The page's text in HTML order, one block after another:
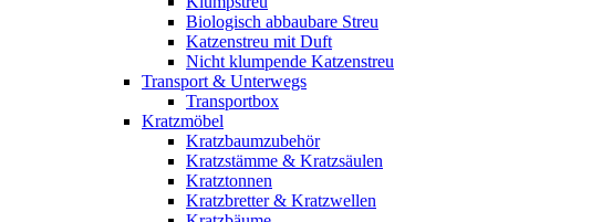
Biologisch abbaubare Streu
Katzenstreu mit Duft
Nicht klumpende Katzenstreu
Transport & Unterwegs
Transportbox
Kratzmöbel
Kratzbaumzubehör
Kratzstämme & Kratzsäulen
Kratztonnen
Kratzbretter & Kratzwellen